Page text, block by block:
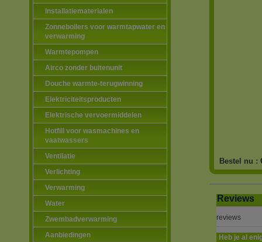
Installatiematerialen
Zonneboilers voor warmtapwater en
verwarming
Warmtepompen
Airco zonder buitenunit
Douche warmte-terugwinning
Elektriciteitsproducten
Elektrische vervoermiddelen
Hotfill voor wasmachines en
vaatwassers
Ventilatie
Verlichting
Verwarming
Water
Zwembadverwarming
Aanbiedingen
Bestel nu :
Reviews
reviews
Heb je al